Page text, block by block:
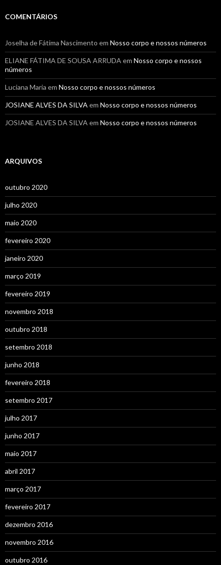
COMENTÁRIOS
Joselha de Fátima Nascimento em Nosso corpo e nossos números
ELIANE FÁTIMA DE SOUSA ARRUDA em Nosso corpo e nossos
números
Luciana Maria em Nosso corpo e nossos números
JOSIANE ALVES DA SILVA em Nosso corpo e nossos números
JOSIANE ALVES DA SILVA em Nosso corpo e nossos números
ARQUIVOS
outubro 2020
julho 2020
maio 2020
fevereiro 2020
janeiro 2020
março 2019
fevereiro 2019
novembro 2018
outubro 2018
setembro 2018
junho 2018
fevereiro 2018
setembro 2017
julho 2017
junho 2017
maio 2017
abril 2017
março 2017
fevereiro 2017
dezembro 2016
novembro 2016
outubro 2016